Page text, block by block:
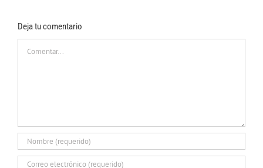
Deja tu comentario